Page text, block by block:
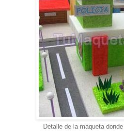
Detalle de la maqueta